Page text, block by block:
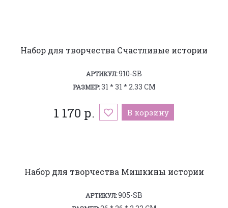
Набор для творчества Счастливые истории
АРТИКУЛ:910-SB
РАЗМЕР:31 * 31 * 2.33 СМ
1 170 р. В корзину
Набор для творчества Мишкины истории
АРТИКУЛ:905-SB